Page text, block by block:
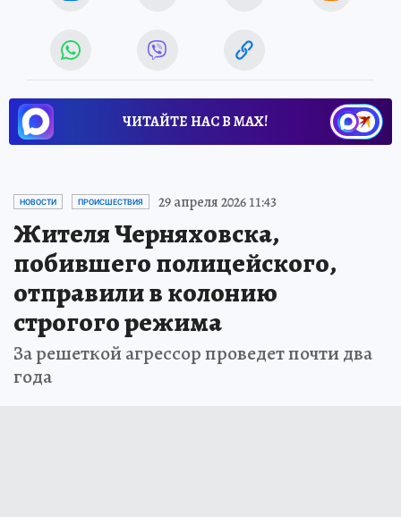
ЧИТАЙТЕ НАС В МАХ!
НОВОСТИ ПРОИСШЕСТВИЯ 29 апреля 2026 11:43
Жителя Черняховска,
побившего полицейского,
отправили в колонию
строгого режима
За решеткой агрессор проведет почти два
года